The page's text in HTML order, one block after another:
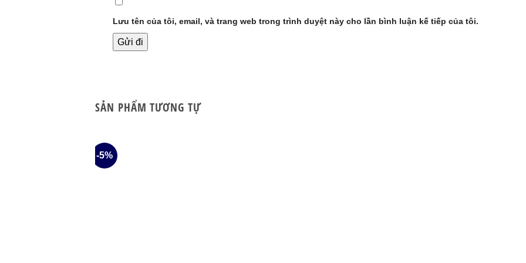
Lưu tên của tôi, email, và trang web trong trình duyệt này cho lần bình luận kế tiếp của tôi.
SẢN PHẨM TƯƠNG TỰ
-5%